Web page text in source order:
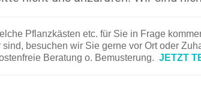
Pflanzkästen etc. für Sie in Frage
besuchen wir Sie gerne vor Ort oder
Beratung o. Bemusterung. JETZT